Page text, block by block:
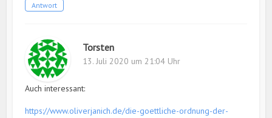
Antwort
Torsten
13. Juli 2020 um 21:04 Uhr
Auch interessant:
https://www.oliverjanich.de/die-goettliche-ordnung-der-